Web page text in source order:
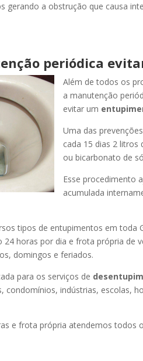
gerando a obstrução que causa
periódica
Além de todos os
a manutenção
evitar um
Uma das
cada 15 dias 2 litros
ou bicarbonato de
Esse procedimento
acumulada
tipos de entupimentos em toda
horas por dia e frota própria de
domingos e feriados.
para os serviços de
condomínios, indústrias, escolas,
e frota própria atendemos todos